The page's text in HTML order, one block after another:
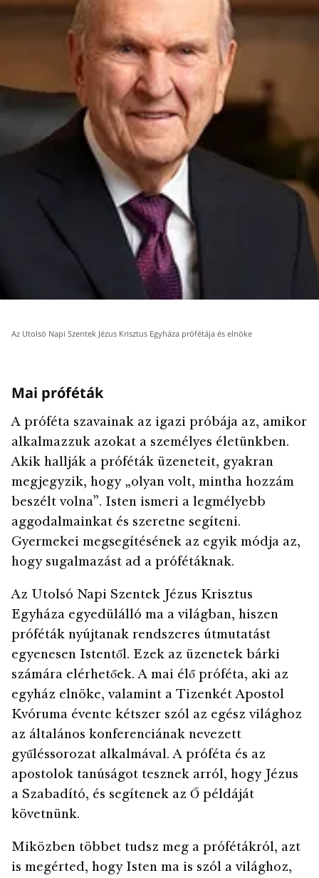
Az Utolsó Napi Szentek Jézus Krisztus Egyháza prófétája és elnöke
Mai próféták
A próféta szavainak az igazi próbája az, amikor
alkalmazzuk azokat a személyes életünkben.
Akik hallják a próféták üzeneteit, gyakran
megjegyzik, hogy „olyan volt, mintha hozzám
beszélt volna”. Isten ismeri a legmélyebb
aggodalmainkat és szeretne segíteni.
Gyermekei megsegítésének az egyik módja az,
hogy sugalmazást ad a prófétáknak.
Az Utolsó Napi Szentek Jézus Krisztus
Egyháza egyedülálló ma a világban, hiszen
próféták nyújtanak rendszeres útmutatást
egyenesen Istentől. Ezek az üzenetek bárki
számára elérhetőek. A mai élő próféta, aki az
egyház elnöke, valamint a Tizenkét Apostol
Kvóruma évente kétszer szól az egész világhoz
az általános konferenciának nevezett
gyűléssorozat alkalmával. A próféta és az
apostolok tanúságot tesznek arról, hogy Jézus
a Szabadító, és segítenek az Ő példáját
követnünk.
Miközben többet tudsz meg a prófétákról, azt
is megérted, hogy Isten ma is szól a világhoz,